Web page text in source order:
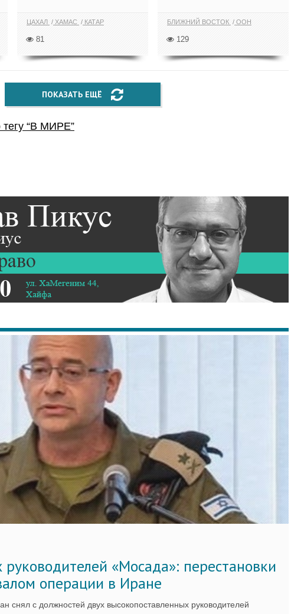
ЦАХАЛ ХАМАС КАТАР
81
БЛИЖНИЙ ВОСТОК ООН
129
ПОКАЗАТЬ ЕЩЁ
“В МИРЕ”
руководителей «Мосада»: перестановки
операции в Иране
снял с должностей двух высокопоставленных руководителей